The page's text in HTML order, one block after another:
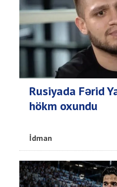
Rusiyada Fərid
hökm oxundu
İdman